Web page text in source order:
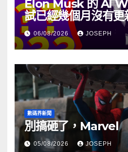
Elon Musk 的 AI
試已經幾個月沒有更
06/08/2026 JOSEPH
數碼界新聞
別搞砸了，Marvel
05/08/2026 JOSEPH